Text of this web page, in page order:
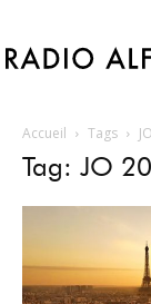
Accueil Tags
Tag: JO